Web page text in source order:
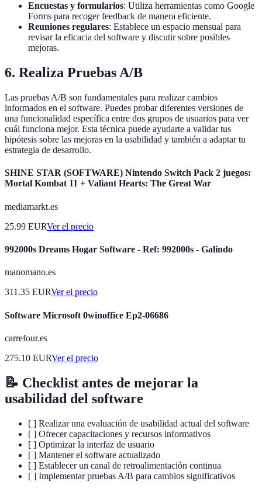
Encuestas y formularios: Utiliza herramientas como Google
Forms para recoger feedback de manera eficiente.
Reuniones regulares: Establece un espacio mensual para
revisar la eficacia del software y discutir sobre posibles
mejoras.
6. Realiza Pruebas A/B
Las pruebas A/B son fundamentales para realizar cambios
informados en el software. Puedes probar diferentes versiones de
una funcionalidad específica entre dos grupos de usuarios para ver
cuál funciona mejor. Esta técnica puede ayudarte a validar tus
hipótesis sobre las mejoras en la usabilidad y también a adaptar tu
estrategia de desarrollo.
SHINE STAR (SOFTWARE) Nintendo Switch Pack 2 juegos:
Mortal Kombat 11 + Valiant Hearts: The Great War
mediamarkt.es
25.99 EURVer el precio
992000s Dreams Hogar Software - Ref: 992000s - Galindo
manomano.es
311.35 EURVer el precio
Software Microsoft 0winoffice Ep2-06686
carrefour.es
275.10 EURVer el precio
📝 Checklist antes de mejorar la
usabilidad del software
[ ] Realizar una evaluación de usabilidad actual del software
[ ] Ofrecer capacitaciones y recursos informativos
[ ] Optimizar la interfaz de usuario
[ ] Mantener el software actualizado
[ ] Establecer un canal de retroalimentación continua
[ ] Implementar pruebas A/B para cambios significativos